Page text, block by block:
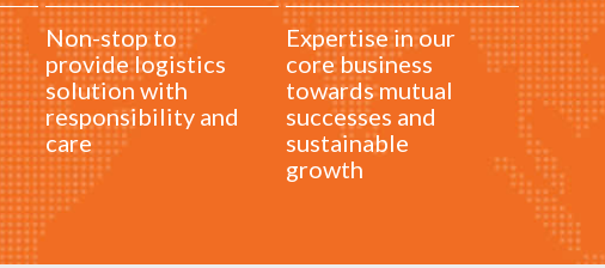
Non-stop to
provide logistics
solution with
responsibility and
care
Expertise in our
core business
towards mutual
successes and
sustainable
growth